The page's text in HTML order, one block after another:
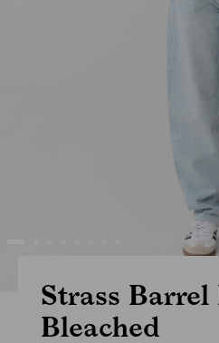
Strass Barrel
Bleached